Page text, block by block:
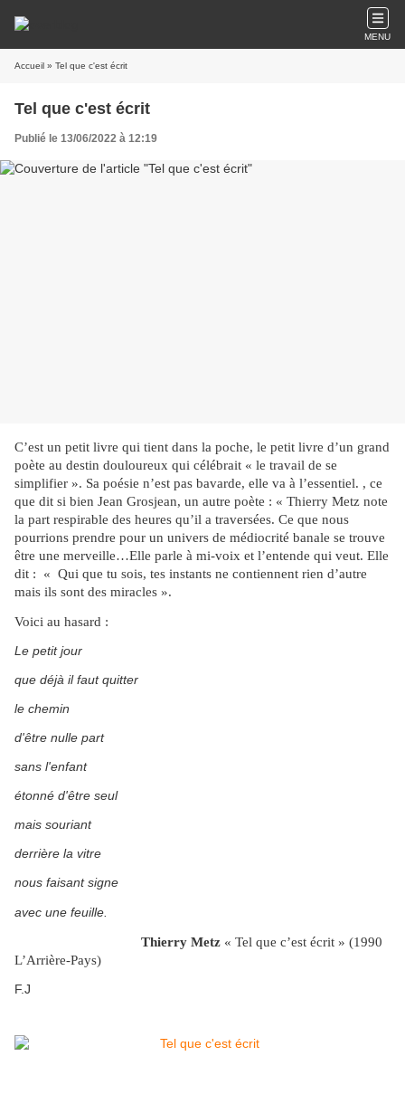
MENU
Accueil » Tel que c'est écrit
Tel que c'est écrit
Publié le 13/06/2022 à 12:19
C’est un petit livre qui tient dans la poche, le petit livre d’un grand
poète au destin douloureux qui célébrait « le travail de se
simplifier ». Sa poésie n’est pas bavarde, elle va à l’essentiel. , ce
que dit si bien Jean Grosjean, un autre poète : « Thierry Metz note
la part respirable des heures qu’il a traversées. Ce que nous
pourrions prendre pour un univers de médiocrité banale se trouve
être une merveille…Elle parle à mi-voix et l’entende qui veut. Elle
dit : « Qui que tu sois, tes instants ne contiennent rien d’autre
mais ils sont des miracles ».
Voici au hasard :
Le petit jour
que déjà il faut quitter
le chemin
d'être nulle part
sans l'enfant
étonné d'être seul
mais souriant
derrière la vitre
nous faisant signe
avec une feuille.
Thierry Metz « Tel que c’est écrit » (1990
L’Arrière-Pays)
F.J